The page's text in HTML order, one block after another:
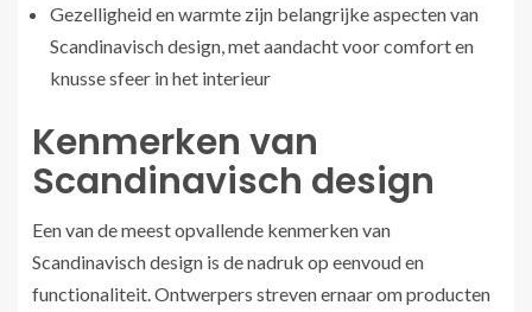
Gezelligheid en warmte zijn belangrijke aspecten van
Scandinavisch design, met aandacht voor comfort en
knusse sfeer in het interieur
Kenmerken van
Scandinavisch design
Een van de meest opvallende kenmerken van
Scandinavisch design is de nadruk op eenvoud en
functionaliteit. Ontwerpers streven ernaar om producten